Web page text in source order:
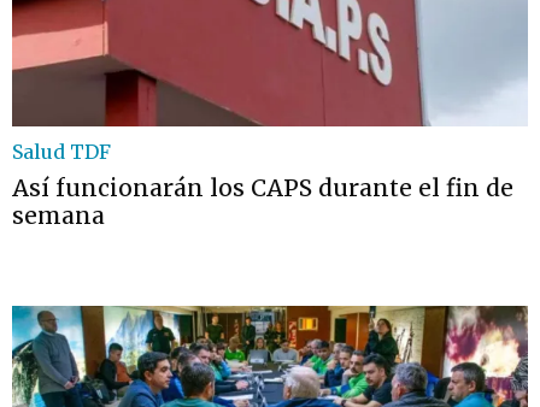
Salud TDF
Así funcionarán los CAPS durante el fin de
semana